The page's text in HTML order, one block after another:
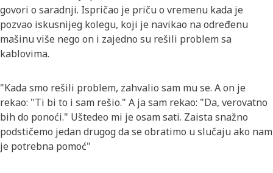
govori o saradnji. Ispričao je priču o vremenu kada je
pozvao iskusnijeg kolegu, koji je navikao na određenu
mašinu više nego on i zajedno su rešili problem sa
kablovima.
"Kada smo rešili problem, zahvalio sam mu se. A on je
rekao: "Ti bi to i sam rešio." A ja sam rekao: "Da, verovatno
bih do ponoći." Uštedeo mi je osam sati. Zaista snažno
podstičemo jedan drugog da se obratimo u slučaju ako nam
je potrebna pomoć"